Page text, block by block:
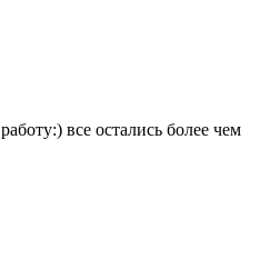
все остались более чем